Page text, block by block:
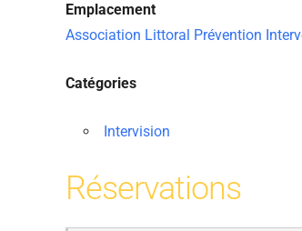
Emplacement
Association Littoral Prévention
Catégories
Intervision
Réservations